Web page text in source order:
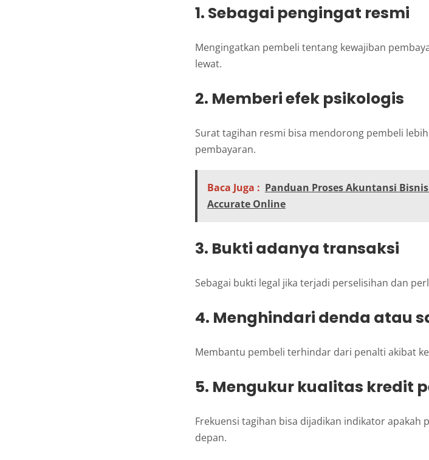
1. Sebagai pengingat resmi
Mengingatkan pembeli tentang kewajiban
lewat.
2. Memberi efek psikologis
Surat tagihan resmi bisa mendorong pembeli
pembayaran.
Baca Juga : Panduan Proses Akuntansi
Accurate Online
3. Bukti adanya transaksi
Sebagai bukti legal jika terjadi perselisihan dan
4. Menghindari denda atau
Membantu pembeli terhindar dari penalti akibat
5. Mengukur kualitas kredit
Frekuensi tagihan bisa dijadikan indikator apakah
depan.